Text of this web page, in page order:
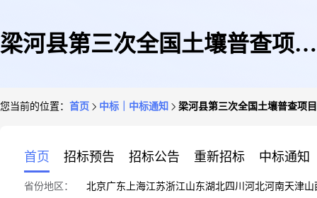
梁河县第三次全国土壤普查项目
您当前的位置： 首页 中标｜中标通知 梁河县第三次全国土壤普查项
首页 招标预告 招标公告 重新招标 中标通知
省份地区： 北京广东 上海江苏浙江山东湖北四川 河北河南天津山